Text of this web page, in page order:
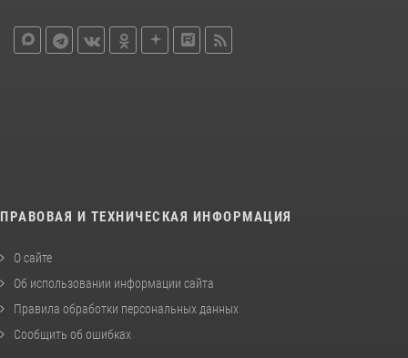
ПРАВОВАЯ И ТЕХНИЧЕСКАЯ ИНФОРМАЦИЯ
О сайте
Об использовании информации сайта
Правила обработки персональных данных
Сообщить об ошибках